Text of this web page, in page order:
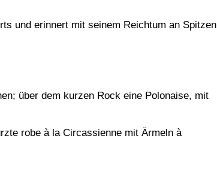
und erinnert mit seinem Reichtum an Spitzen
über dem kurzen Rock eine Polonaise, mit
robe à la Circassienne mit Ärmeln à